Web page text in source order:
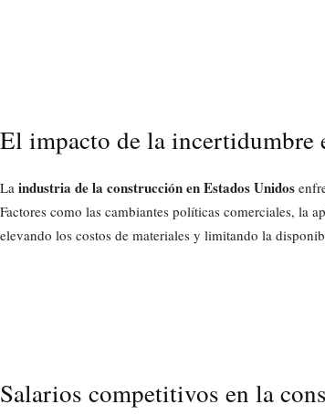
El impacto de la incertidumbre
La industria de la construcción en Estados Unidos
Factores como las cambiantes políticas comerciales, la
elevando los costos de materiales y limitando la
Salarios competitivos en la